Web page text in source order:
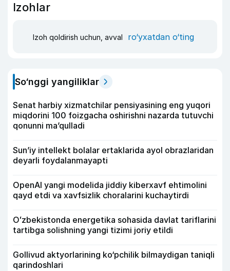
Izohlar
Izoh qoldirish uchun, avval ro‘yxatdan o‘ting
So‘nggi yangiliklar
Senat harbiy xizmatchilar pensiyasining eng yuqori
miqdorini 100 foizgacha oshirishni nazarda tutuvchi
qonunni ma’qulladi
Sun’iy intellekt bolalar ertaklarida ayol obrazlaridan
deyarli foydalanmayapti
OpenAI yangi modelida jiddiy kiberxavf ehtimolini
qayd etdi va xavfsizlik choralarini kuchaytirdi
Oʻzbekistonda energetika sohasida davlat tariflarini
tartibga solishning yangi tizimi joriy etildi
Gollivud aktyorlarining ko‘pchilik bilmaydigan taniqli
qarindoshlari